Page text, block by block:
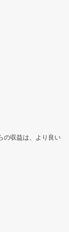
の収益は、より良い